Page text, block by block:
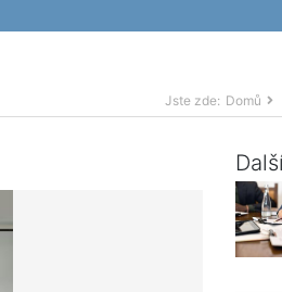
Jste zde: Domů